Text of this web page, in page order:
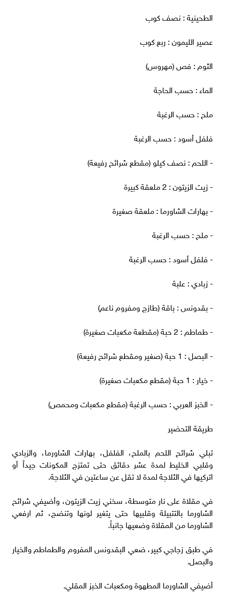
الطحينية : نصف كوب
عصير الليمون : ربع كوب
الثوم : فص (مهروس)
الماء : حسب الحاجة
ملح : حسب الرغبة
فلفل أسود : حسب الرغبة
- اللحم : نصف كيلو (مقطع شرائح رفيعة)
- زيت الزيتون : 2 ملعقة كبيرة
- بهارات الشاورما : ملعقة صغيرة
- ملح : حسب الرغبة
- فلفل أسود : حسب الرغبة
- زبادي : علبة
- بقدونس : باقة (طازج ومفروم ناعم)
- طماطم : 2 حبة (مقطعة مكعبات صغيرة)
- البصل : 1 حبة (صغير ومقطع شرائح رفيعة)
- خيار : 1 حبة (مقطع مكعبات صغيرة)
- الخبز العربي : حسب الرغبة (مقطع مكعبات ومحمص)
طريقة التحضير
تبلي شرائح اللحم بالملح، الفلفل، بهارات الشاورما، والزبادي
وقلبي الخليط لمدة عشر دقائق حتى تمتزج المكونات جيداً أو
اتركيها في الثلاجة لمدة لا تقل عن ساعتين في الثلاجة.
في مقلاة على نار متوسطة، سخني زيت الزيتون، وأضيفي شرائح
الشاورما بالتتبيلة وقلبيها حتى يتغير لونها وتنضج، ثم ارفعي
الشاورما من المقلاة وضعيها جانباً.
في طبق زجاجي كبير، ضعي البقدونس المفروم والطماطم والخيار
والبصل.
أضيفي الشاورما المطهوة ومكعبات الخبز المقلي.